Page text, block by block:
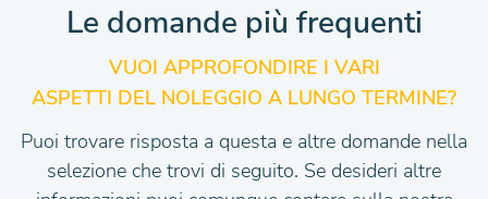
Le domande più frequenti
VUOI APPROFONDIRE I VARI
ASPETTI DEL NOLEGGIO A LUNGO TERMINE?
Puoi trovare risposta a questa e altre domande nella
selezione che trovi di seguito. Se desideri altre